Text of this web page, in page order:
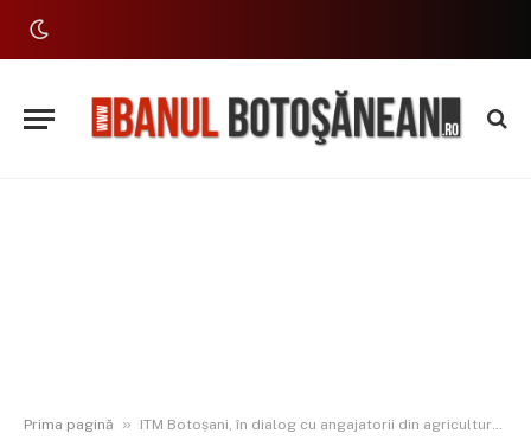
Prima pagină » ITM Botoșani, în dialog cu angajatorii din agricultură și silvicultură: Sprijin pentru respectarea legislației muncii